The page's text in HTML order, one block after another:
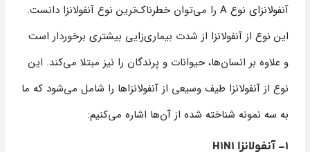
آنفولانزای نوع A را می‌توان خطرناک‌ترین نوع آنفولانزا دانست.
این نوع از آنفولانزا از شدت بیماری‌زایی بیشتری برخوردار است
و علاوه بر انسان‌ها، حیوانات و پرندگان را نیز مبتلا می‌کند. این
نوع از آنفولانزا طیف وسیعی از آنفولانزاها را شامل می‌شود که ما
به سه نمونه شناخته شده از آن‌ها اشاره می‌کنیم:
1- آنفولانزا H1N1